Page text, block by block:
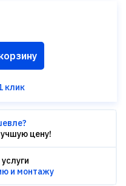
клик
цену!
и монтажу